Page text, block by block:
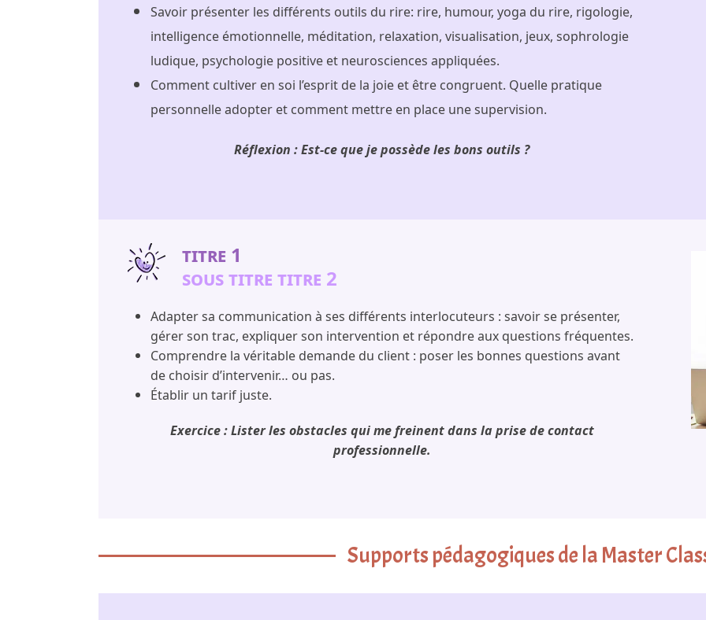
Savoir présenter les différents outils du rire: rire, humour, yoga du rire, rigologie,
intelligence émotionnelle, méditation, relaxation, visualisation, jeux, sophrologie
ludique, psychologie positive et neurosciences appliquées.
Comment cultiver en soi l’esprit de la joie et être congruent. Quelle pratique
personnelle adopter et comment mettre en place une supervision.
Réflexion : Est-ce que je possède les bons outils ?
TITRE 1
SOUS TITRE TITRE 2
Adapter sa communication à ses différents interlocuteurs : savoir se présenter,
gérer son trac, expliquer son intervention et répondre aux questions fréquentes.
Comprendre la véritable demande du client : poser les bonnes questions avant
de choisir d’intervenir… ou pas.
Établir un tarif juste.
Exercice : Lister les obstacles qui me freinent dans la prise de contact
professionnelle.
Supports pédagogiques de la Master